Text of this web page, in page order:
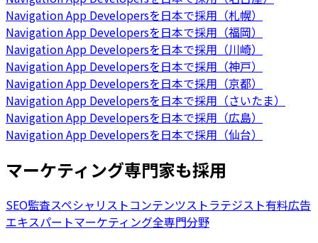
Navigation App Developersを日本で採用（札幌）
Navigation App Developersを日本で採用（福岡）
Navigation App Developersを日本で採用（川崎）
Navigation App Developersを日本で採用（神戸）
Navigation App Developersを日本で採用（京都）
Navigation App Developersを日本で採用（さいたま）
Navigation App Developersを日本で採用（広島）
Navigation App Developersを日本で採用（仙台）
マーケティング専門家も採用
SEO監査スペシャリストコンテンツストラテジスト有料広告
エキスパートマーケティング全専門分野